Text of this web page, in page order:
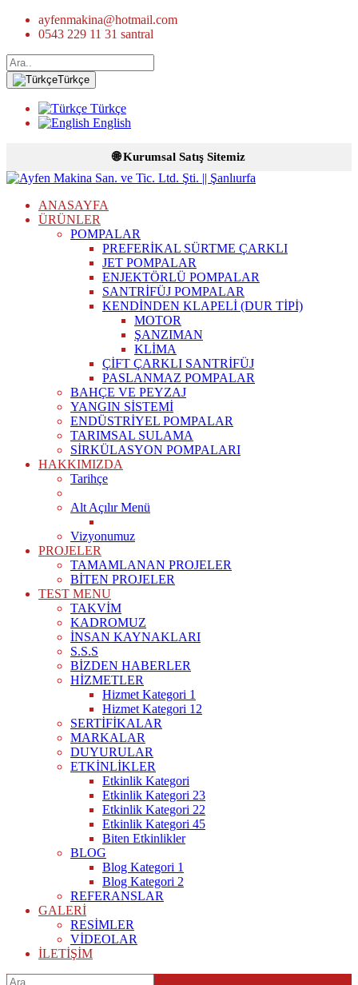
ayfenmakina@hotmail.com
0543 229 11 31 santral
Türkçe
Türkçe
English
🌐 Kurumsal Satış Sitemiz
ANASAYFA
ÜRÜNLER
POMPALAR
PREFERİKAL SÜRTME ÇARKLI
JET POMPALAR
ENJEKTÖRLÜ POMPALAR
SANTRİFÜJ POMPALAR
KENDİNDEN KLAPELİ (DUR TİPİ)
MOTOR
ŞANZIMAN
KLİMA
ÇİFT ÇARKLI SANTRİFÜJ
PASLANMAZ POMPALAR
BAHÇE VE PEYZAJ
YANGIN SİSTEMİ
ENDÜSTRİYEL POMPALAR
TARIMSAL SULAMA
SİRKÜLASYON POMPALARI
HAKKIMIZDA
Tarihçe
Alt Açılır Menü
Vizyonumuz
PROJELER
TAMAMLANAN PROJELER
BİTEN PROJELER
TEST MENU
TAKVİM
KADROMUZ
İNSAN KAYNAKLARI
S.S.S
BİZDEN HABERLER
HİZMETLER
Hizmet Kategori 1
Hizmet Kategori 12
SERTİFİKALAR
MARKALAR
DUYURULAR
ETKİNLİKLER
Etkinlik Kategori
Etkinlik Kategori 23
Etkinlik Kategori 22
Etkinlik Kategori 45
Biten Etkinlikler
BLOG
Blog Kategori 1
Blog Kategori 2
REFERANSLAR
GALERİ
RESİMLER
VİDEOLAR
İLETİŞİM